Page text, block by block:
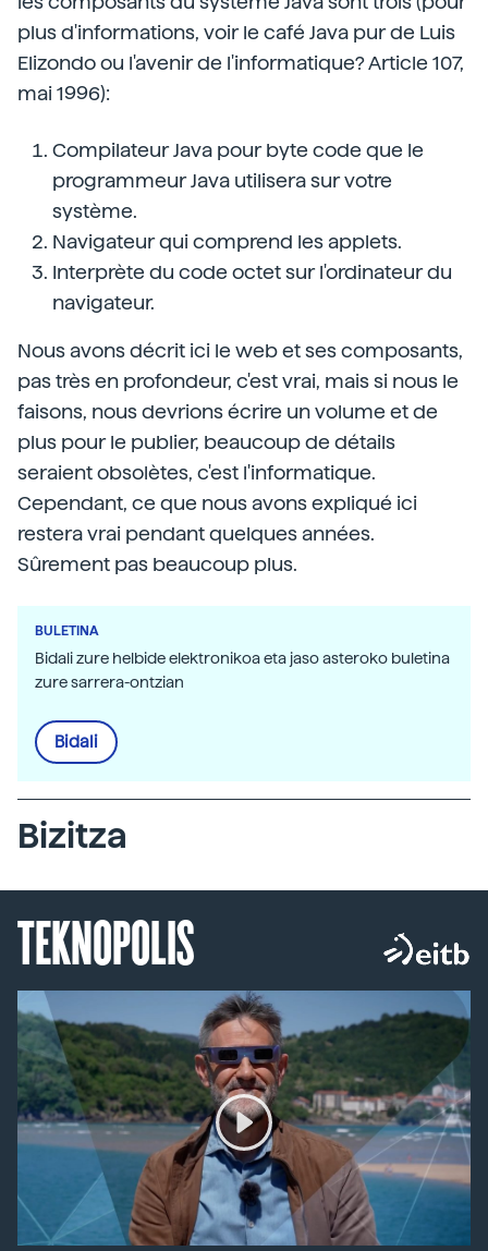
plus d'informations, voir le café Java pur de Luis
Elizondo ou l'avenir de l'informatique? Article 107,
mai 1996):
Compilateur Java pour byte code que le
programmeur Java utilisera sur votre
système.
Navigateur qui comprend les applets.
Interprète du code octet sur l'ordinateur du
navigateur.
Nous avons décrit ici le web et ses composants,
pas très en profondeur, c'est vrai, mais si nous le
faisons, nous devrions écrire un volume et de
plus pour le publier, beaucoup de détails
seraient obsolètes, c'est l'informatique.
Cependant, ce que nous avons expliqué ici
restera vrai pendant quelques années.
Sûrement pas beaucoup plus.
BULETINA
Bidali zure helbide elektronikoa eta jaso asteroko buletina
zure sarrera-ontzian
Bidali
Bizitza
TEKNOPOLIS